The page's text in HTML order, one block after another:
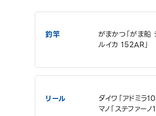
釣竿
がまかつ「がま船
ルイカ 152AR」
リール
ダイワ「アドミラ
マノ「ステファー